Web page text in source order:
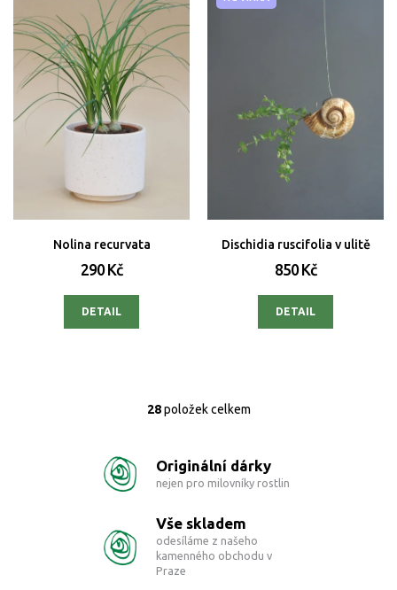
Nolina recurvata
290 Kč
DETAIL
Dischidia ruscifolia v ulitě
850 Kč
DETAIL
O
á
d
c
í
p
28položek celkem
Originální dárky
nejen pro milovníky rostlin
Vše skladem
odesíláme z našeho
kamenného obchodu v
Praze